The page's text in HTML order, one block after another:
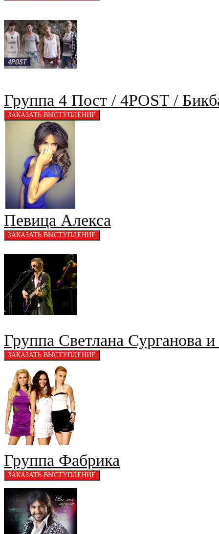
Группа 4 Пост / 4POST /
Певица Алекса
Группа Светлана Сурганова
Группа Фабрика